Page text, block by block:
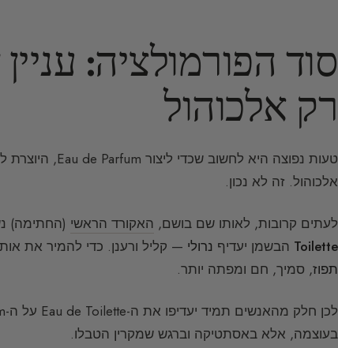
סוד הפורמולציה:
רק אלכוהול
אלכוהול. זה לא נכון.
לעתים קרובות, לאותו שם בושם, האקורד הראשי (החתימה)
Toilette הבשמן יעדיף נרולי — קליל ורענן. כדי להמיר את
תפוז, סמיך, חם ומפתה יותר.
בעוצמה, אלא באסתטיקה וברגש שמקרין הטבלו.